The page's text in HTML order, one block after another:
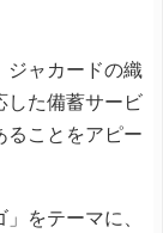
ャカードの織
した備蓄サービ
ることをアピー
をテーマに、